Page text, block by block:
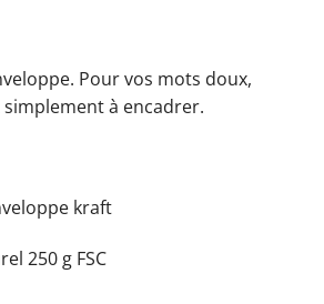
Pour vos mots doux,
à encadrer.
kraft
250 g FSC